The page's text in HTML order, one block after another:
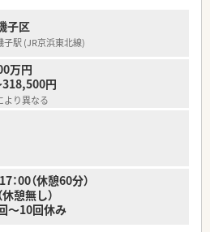
り！
前後も人事部の方がフォローに来て下さる
ニックがグループに入っており、様々な
対応できるグループ。
に推奨されており、学会補助や交通費・
力もしっかりとサポート。
の資格を取得できる環境があります。
蓄、慶弔金、退職金有り。24時間対応院
制度、職員食(朝/昼/夜)、各種クラブ活動
子区
駅 (JR京浜東北線)
万円
円
より異なる
：00（休憩60分）
憩無し）
10回休み